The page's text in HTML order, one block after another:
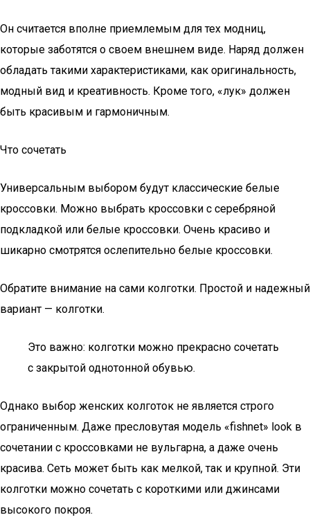
Он считается вполне приемлемым для тех модниц,
которые заботятся о своем внешнем виде. Наряд должен
обладать такими характеристиками, как оригинальность,
модный вид и креативность. Кроме того, «лук» должен
быть красивым и гармоничным.
Что сочетать
Универсальным выбором будут классические белые
кроссовки. Можно выбрать кроссовки с серебряной
подкладкой или белые кроссовки. Очень красиво и
шикарно смотрятся ослепительно белые кроссовки.
Обратите внимание на сами колготки. Простой и надежный
вариант — колготки.
Это важно: колготки можно прекрасно сочетать
с закрытой однотонной обувью.
Однако выбор женских колготок не является строго
ограниченным. Даже пресловутая модель «fishnet» look в
сочетании с кроссовками не вульгарна, а даже очень
красива. Сеть может быть как мелкой, так и крупной. Эти
колготки можно сочетать с короткими или джинсами
высокого покроя.